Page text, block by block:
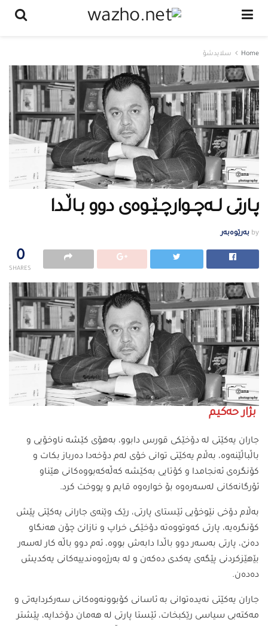
Home سلایدشۆ
پــارتی لــەچــوارچــێــوەی دوو بــاڵــدا
by بەرێوەبەر
0
SHARES
بژار حەکیم
جاران یەکێتی لە دۆخێکی قورس دابوو، بەھۆی کێشە ناوخۆیی و
باڵباڵێنەوە، بەڵام یەکێتی توانی خۆی لەم دۆخەدا دەرباز بکات و
کۆنگرەی ئەنجامدا و کۆتایی بەکێشە کەڵەکەبووەکانی ھێناو
ئۆرگانەکانی لەسەرەوە بۆ خوارەوە قایم و پووخت کرد.
بەڵام دۆخی نێوخۆیی ئێستای پارتی، رێک وێنەی جارانی یەکێتی پێش
کۆنگرەیە، پارتی کەوتووەتە دۆخێکی خراپ و نازانێ چۆن ھەنگاو
دەنێ، پارتی بەسەر دوو باڵدا دابەش بووە، ئەم دوو باڵە کار لەسەر
بێھێزکردنی پێگەی یەکدی دەکەن و لە بەرژەوەندییەکانی یەکدیش
دەدەن.
جاران یەکێتی نەیدەتوانی بە ئاسانی کۆبوونەوەکانی سەرکردایەتی و
مەکتەبی سیاسی رێکبخات، ئێستا پارتی لە ھەمان دۆخدایە، پێشتر